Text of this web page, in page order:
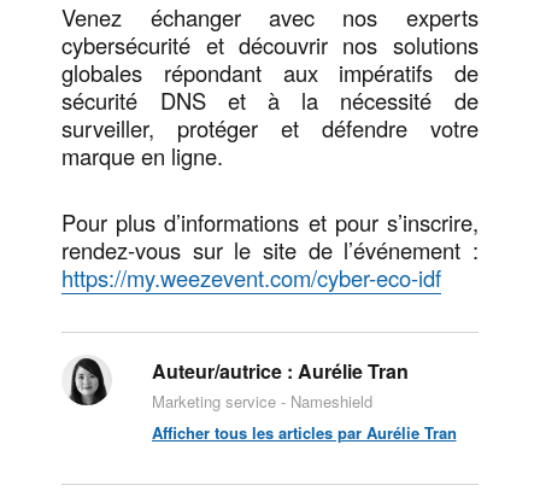
Venez échanger avec nos experts
cybersécurité et découvrir nos solutions
globales répondant aux impératifs de
sécurité DNS et à la nécessité de
surveiller, protéger et défendre votre
marque en ligne.
Pour plus d’informations et pour s’inscrire,
rendez-vous sur le site de l’événement :
https://my.weezevent.com/cyber-eco-idf
Auteur/autrice : Aurélie Tran
Marketing service - Nameshield
Afficher tous les articles par Aurélie Tran